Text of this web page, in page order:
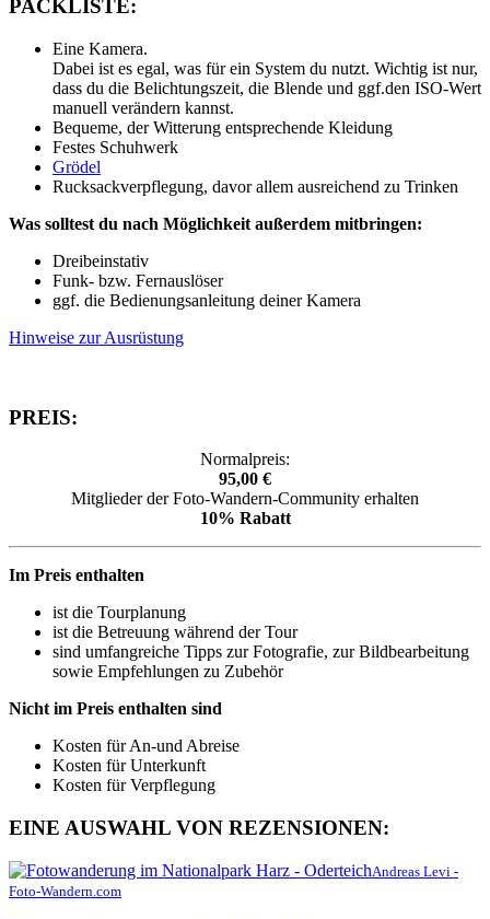
PACKLISTE:
Eine Kamera.
Dabei ist es egal, was für ein System du nutzt. Wichtig ist nur,
dass du die Belichtungszeit, die Blende und ggf.den ISO-Wert
manuell verändern kannst.
Bequeme, der Witterung entsprechende Kleidung
Festes Schuhwerk
Grödel
Rucksackverpflegung, davor allem ausreichend zu Trinken
Was solltest du nach Möglichkeit außerdem mitbringen:
Dreibeinstativ
Funk- bzw. Fernauslöser
ggf. die Bedienungsanleitung deiner Kamera
Hinweise zur Ausrüstung
PREIS:
Normalpreis:
95,00 €
Mitglieder der Foto-Wandern-Community erhalten
10% Rabatt
Im Preis enthalten
ist die Tourplanung
ist die Betreuung während der Tour
sind umfangreiche Tipps zur Fotografie, zur Bildbearbeitung
sowie Empfehlungen zu Zubehör
Nicht im Preis enthalten sind
Kosten für An-und Abreise
Kosten für Unterkunft
Kosten für Verpflegung
EINE AUSWAHL VON REZENSIONEN:
Andreas Levi -
Foto-Wandern.com